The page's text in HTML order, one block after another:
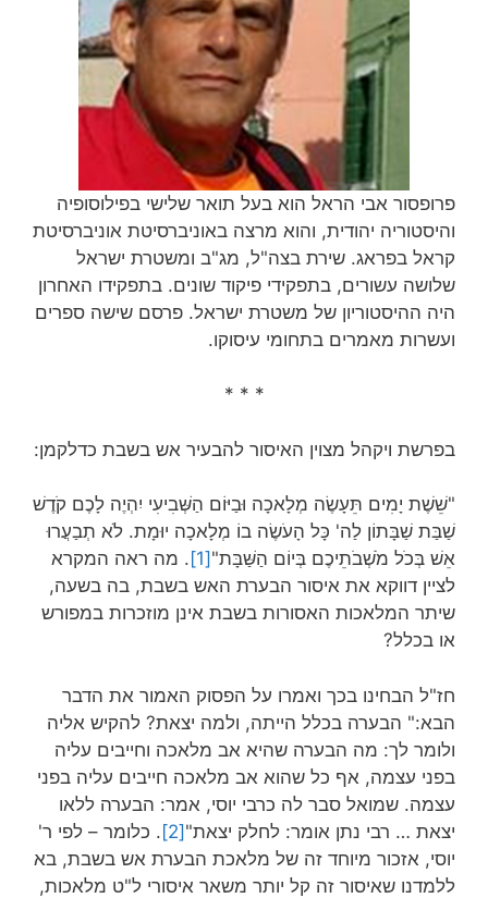
פרופסור אבי הראל הוא בעל תואר שלישי בפילוסופיה
והיסטוריה יהודית, והוא מרצה באוניברסיטת אוניברסיטת
קראל בפראג. שירת בצה"ל, מג"ב ומשטרת ישראל
שלושה עשורים, בתפקידי פיקוד שונים. בתפקידו האחרון
היה ההיסטוריון של משטרת ישראל. פרסם שישה ספרים
ועשרות מאמרים בתחומי עיסוקו.
* * *
בפרשת ויקהל מצוין האיסור להבעיר אש בשבת כדלקמן:
"שֵׁשֶׁת יָמִים תֵּעָשֶׂה מְלָאכָה וּבַיּוֹם הַשְּׁבִיעִי יִהְיֶה לָכֶם קֹדֶשׁ
שַׁבַּת שַׁבָּתוֹן לַה' כָּל הָעֹשֶׂה בוֹ מְלָאכָה יוּמָת. לֹא תְבַעֲרוּ
אֵשׁ בְּכֹל מֹשְׁבֹתֵיכֶם בְּיוֹם הַשַּׁבָּת" [1]
. מה ראה המקרא
לציין דווקא את איסור הבערת האש בשבת, בה בשעה,
שיתר המלאכות האסורות בשבת אינן מוזכרות במפורש
או בכלל?
חז"ל הבחינו בכך ואמרו על הפסוק האמור את הדבר
הבא:" הבערה בכלל הייתה, ולמה יצאת? להקיש אליה
ולומר לך: מה הבערה שהיא אב מלאכה וחייבים עליה
בפני עצמה, אף כל שהוא אב מלאכה חייבים עליה בפני
עצמה. שמואל סבר לה כרבי יוסי, אמר: הבערה ללאו
יצאת … רבי נתן אומר: לחלק יצאת"[2]
. כלומר – לפי ר'
יוסי, אזכור מיוחד זה של מלאכת הבערת אש בשבת, בא
ללמדנו שאיסור זה קל יותר משאר איסורי ל"ט מלאכות,